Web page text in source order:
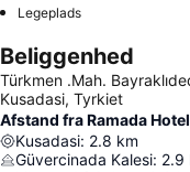
Legeplads
Beliggenhed
Türkmen .Mah.
Kusadasi, Tyrkiet
Afstand fra Ramada
Kusadasi: 2.8 km
Güvercinada Kalesi: 2.9